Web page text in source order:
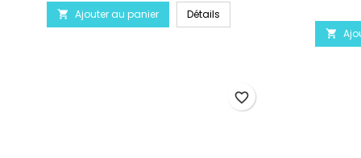
 Ajouter au panier Détails

favorite_border